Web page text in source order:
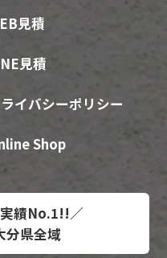
見積
見積
イバシーポリシー
Shop
績No.1!!／
分県全域